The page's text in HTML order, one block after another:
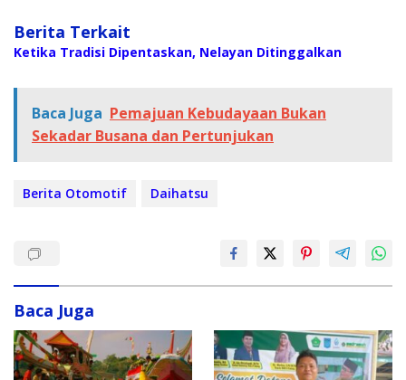
Berita Terkait
Ketika Tradisi Dipentaskan, Nelayan Ditinggalkan
Baca Juga Pemajuan Kebudayaan Bukan
Sekadar Busana dan Pertunjukan
Berita Otomotif Daihatsu
Baca Juga